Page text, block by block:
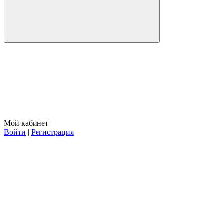
Мой кабинет
Войти | Регистрация